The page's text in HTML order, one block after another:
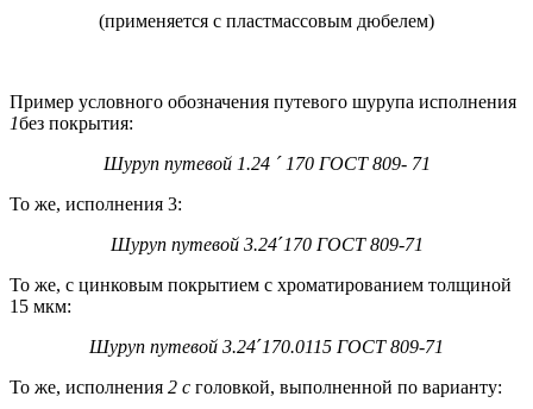
(применяется с пластмассовым дюбелем)
Пример условного обозначения путевого шурупа исполнения
1без покрытия:
Шуруп путевой 1.24 ´ 170 ГОСТ 809- 71
То же, исполнения 3:
Шуруп путевой 3.24´170 ГОСТ 809-71
То же, с цинковым покрытием с хроматированием толщиной
15 мкм:
Шуруп путевой 3.24´170.0115 ГОСТ 809-71
То же, исполнения 2 с головкой, выполненной по варианту: